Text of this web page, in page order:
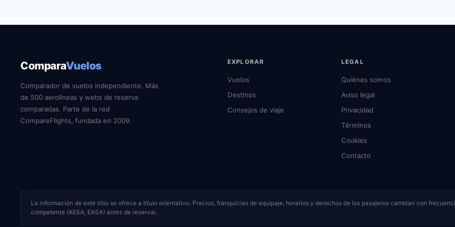
ComparaVuelos
Comparador de vuelos independiente. Más
de 500 aerolíneas y webs de reserva
comparadas. Parte de la red
CompareFlights, fundada en 2009.
EXPLORAR
Vuelos
Destinos
Consejos de viaje
LEGAL
Quiénes somos
Aviso legal
Privacidad
Términos
Cookies
Contacto
La información de este sitio se ofrece a título orientativo. Precios, franquicias de equipaje, horarios y derechos de los pasajeros cambian con
competente (AESA, EASA) antes de reservar.